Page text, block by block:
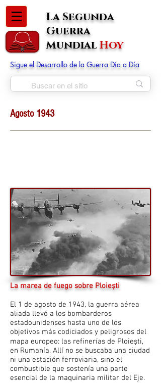
La Segunda
Guerra
MundialHoy
Sigue el Desarrollo de la Guerra Día a Día
Agosto 1943
La marea de fuego sobre Ploiești
El 1 de agosto de 1943, la guerra aérea
aliada llevó a los bombarderos
estadounidenses hasta uno de los
objetivos más codiciados y peligrosos del
mapa europeo: las refinerías de Ploiești,
en Rumanía. Allí no se buscaba una ciudad
ni una estación ferroviaria, sino el
combustible que sostenía una parte
esencial de la maquinaria militar del Eje.